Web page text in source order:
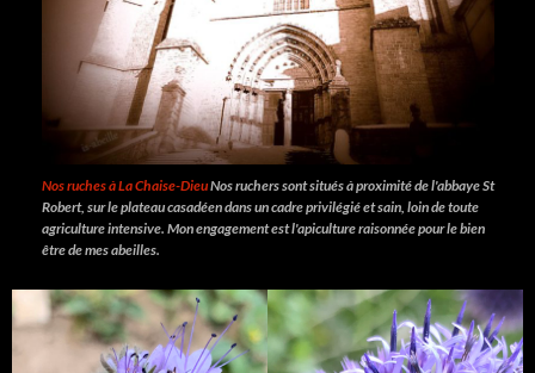
Nos ruches à La Chaise-DieuNos ruchers sont situés à proximité de l'abbaye St
Robert, sur le plateau casadéen dans un cadre privilégié et sain, loin de toute
agriculture intensive. Mon engagement est l'apiculture raisonnée pour le bien
être de mes abeilles.